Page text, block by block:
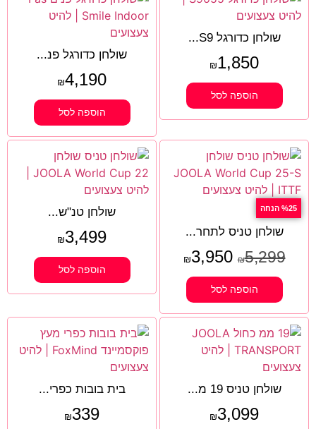
שולחן כדורגל S9...
₪1,850
הוספה לסל
שולחן כדורגל פנ...
₪4,190
הוספה לסל
%25 הנחה
שולחן טניס לתחר...
₪5,299
₪3,950
הוספה לסל
שולחן טנ"ש...
₪3,499
הוספה לסל
שולחן טניס 19 מ...
₪3,099
בית בובות כפרי...
₪339